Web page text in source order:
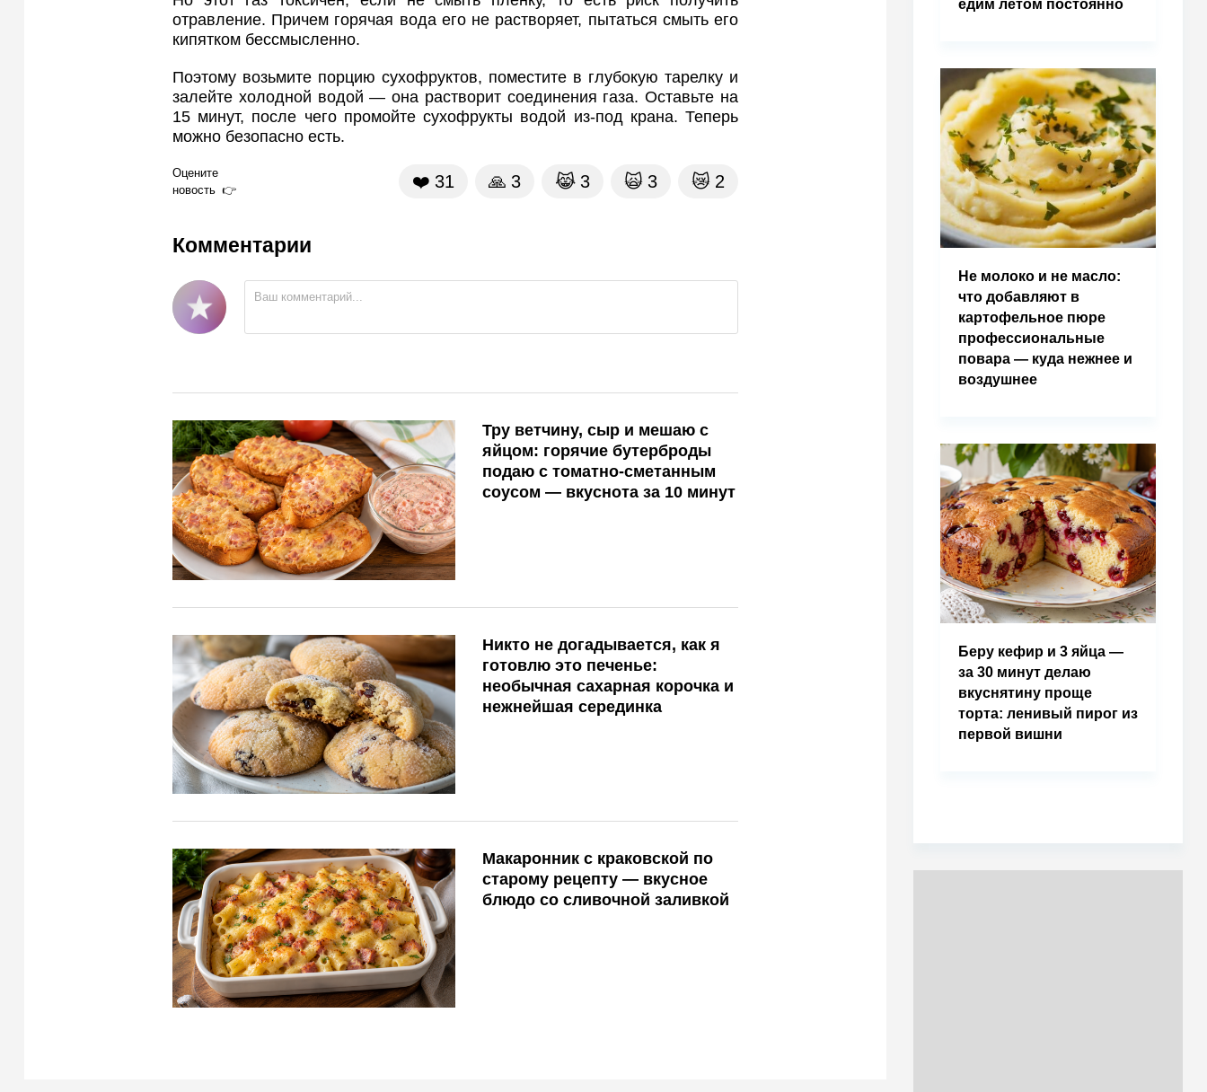
отравление. Причем горячая вода его не растворяет, пытаться смыть его
кипятком бессмысленно.
Поэтому возьмите порцию сухофруктов, поместите в глубокую тарелку и
залейте холодной водой — она растворит соединения газа. Оставьте на
15 минут, после чего промойте сухофрукты водой из-под крана. Теперь
можно безопасно есть.
Оцените
новость
❤️ 31 🙏 3 😹 3 🙀 3 😿 2
Комментарии
Тру ветчину, сыр и мешаю с
яйцом: горячие бутерброды
подаю с томатно-сметанным
соусом — вкуснота за 10 минут
Никто не догадывается, как я
готовлю это печенье:
необычная сахарная корочка и
нежнейшая серединка
Макаронник с краковской по
старому рецепту — вкусное
блюдо со сливочной заливкой
едим летом постоянно
Не молоко и не масло:
что добавляют в
картофельное пюре
профессиональные
повара — куда нежнее и
воздушнее
Беру кефир и 3 яйца —
за 30 минут делаю
вкуснятину проще
торта: ленивый пирог из
первой вишни